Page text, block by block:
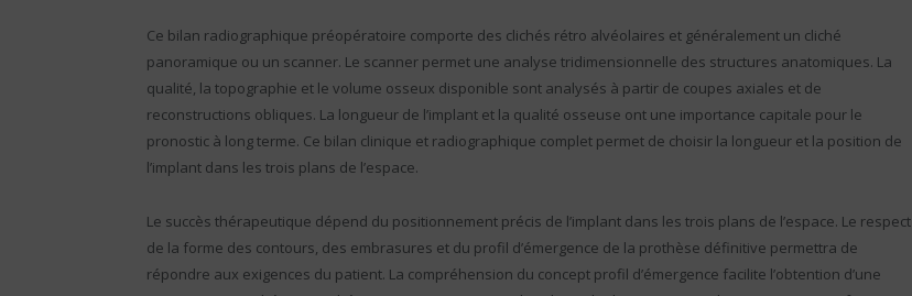
Ce bilan radiographique préopératoire comporte des clichés rétro alvéolaires et généralement un cliché
panoramique ou un scanner. Le scanner permet une analyse tridimensionnelle des structures anatomiques. La
qualité, la topographie et le volume osseux disponible sont analysés à partir de coupes axiales et de
reconstructions obliques. La longueur de l’implant et la qualité osseuse ont une importance capitale pour le
pronostic à long terme. Ce bilan clinique et radiographique complet permet de choisir la longueur et la position de
l’implant dans les trois plans de l’espace.
Le succès thérapeutique dépend du positionnement précis de l’implant dans les trois plans de l’espace. Le respect
de la forme des contours, des embrasures et du profil d’émergence de la prothèse définitive permettra de
répondre aux exigences du patient. La compréhension du concept profil d’émergence facilite l’obtention d’une